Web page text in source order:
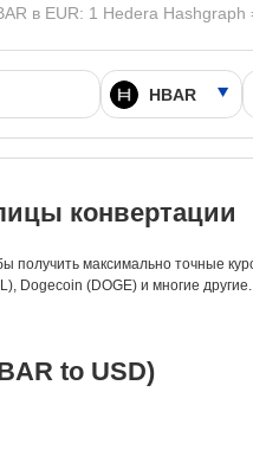
в EUR: 1 Hedera
конвертации
получить максимально точные
Dogecoin (DOGE) и многие
to USD)